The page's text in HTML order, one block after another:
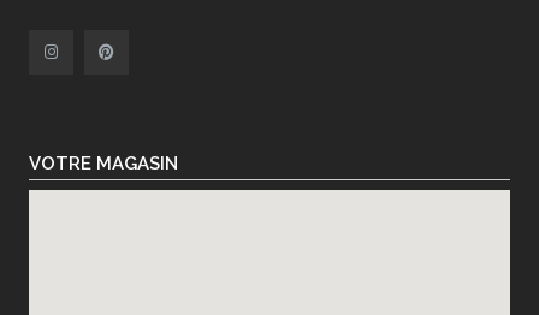
VOTRE MAGASIN